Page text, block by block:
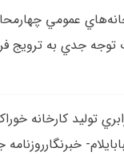
عمومي
توجه جدي به ترويج
توليد کارخانه